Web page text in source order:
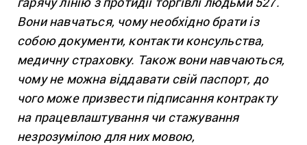
Вони навчаться, чому необхідно брати із
собою документи, контакти консульства,
медичну страховку. Також вони навчаються,
чому не можна віддавати свій паспорт, до
чого може призвести підписання контракту
на працевлаштування чи стажування
незрозумілою для них мовою,